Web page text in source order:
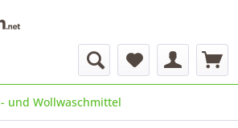
und Wollwaschmittel